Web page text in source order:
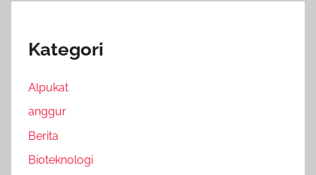
Kategori
Alpukat
anggur
Berita
Bioteknologi